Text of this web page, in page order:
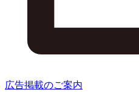
広告掲載のご案内